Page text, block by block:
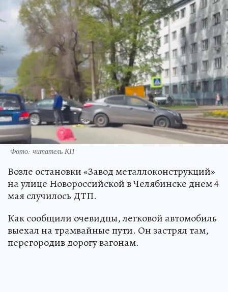
Фото: читатель КП
Возле остановки «Завод металлоконструкций»
на улице Новороссийской в Челябинске днем 4
мая случилось ДТП.
Как сообщили очевидцы, легковой автомобиль
выехал на трамвайные пути. Он застрял там,
перегородив дорогу вагонам.